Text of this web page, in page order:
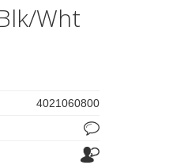
Wht
4021060800